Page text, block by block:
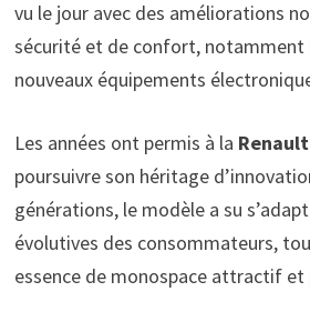
vu le jour avec des améliorations
sécurité et de confort,
nouveaux équipements
Les années ont permis à la
poursuivre son héritage
générations, le modèle a su
évolutives des consommateurs,
essence de monospace attractif et